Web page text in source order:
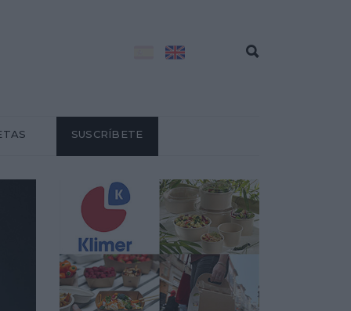
SUSCRÍBETE